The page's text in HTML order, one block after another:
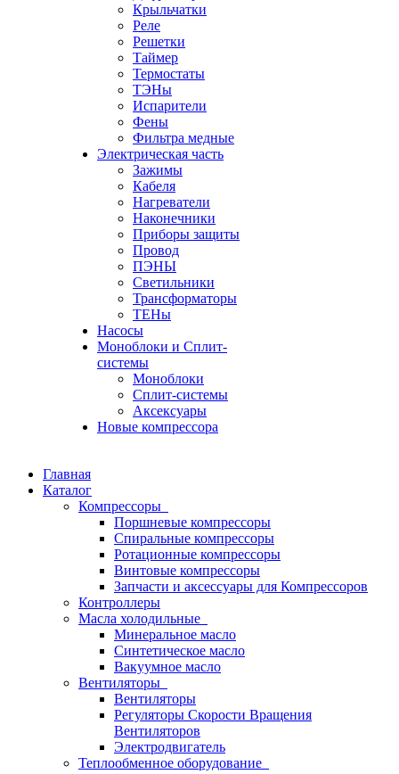
Крыльчатки
Реле
Решетки
Таймер
Термостаты
ТЭНы
Испарители
Фены
Фильтра медные
Электрическая часть
Зажимы
Кабеля
Нагреватели
Наконечники
Приборы защиты
Провод
ПЭНЫ
Светильники
Трансформаторы
ТЕНы
Насосы
Моноблоки и Сплит-
системы
Моноблоки
Сплит-системы
Аксексуары
Новые компрессора
Главная
Каталог
Компрессоры
Поршневые компрессоры
Спиральные компрессоры
Ротационные компрессоры
Винтовые компрессоры
Запчасти и аксессуары для Компрессоров
Контроллеры
Масла холодильные
Минеральное масло
Синтетическое масло
Вакуумное масло
Вентиляторы
Вентиляторы
Регуляторы Скорости Вращения
Вентиляторов
Электродвигатель
Теплообменное оборудование